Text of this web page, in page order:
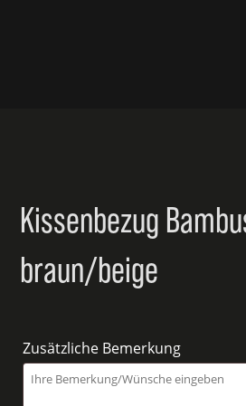
Kissenbezug
braun/beige
Zusätzliche Bemerkung